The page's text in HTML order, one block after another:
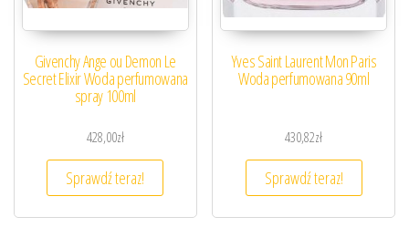
Givenchy Ange ou Demon Le
Secret Elixir Woda perfumowana
spray 100ml
428,00zł
Sprawdź teraz!
Yves Saint Laurent Mon Paris
Woda perfumowana 90ml
430,82zł
Sprawdź teraz!